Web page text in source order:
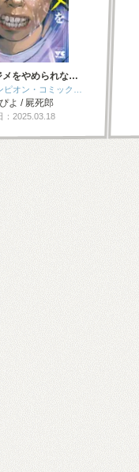
メをやめられな…
ピオン・コミック…
よ / 屍死郎
：2025.03.18